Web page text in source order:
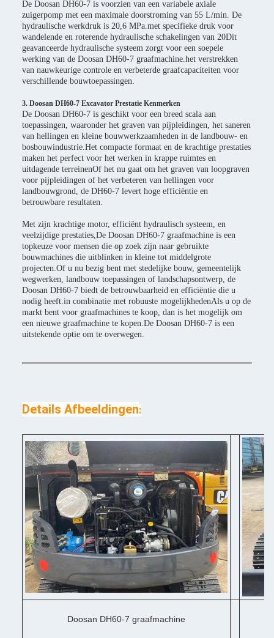
De Doosan DH60-7 is voorzien van een variabele axiale
zuigerpomp met een maximale doorstroming van 55 L/min. De
hydraulische werkdruk is 20,6 MPa.met specifieke druk voor
wandelende en roterende hydraulische schakelingen van 20Dit
geavanceerde hydraulische systeem zorgt voor een soepele
werking van de Doosan DH60-7 graafmachine.het verstrekken
van nauwkeurige controle en verbeterde graafcapaciteiten voor
verschillende bouwtoepassingen.
3. Doosan DH60-7 Excavator Prestatie Kenmerken
De Doosan DH60-7 is geschikt voor een breed scala aan
toepassingen, waaronder het graven van pijpleidingen, het saneren
van hellingen en kleine bouwwerkzaamheden in de landbouw- en
bosbouwindustrie.Het compacte formaat en de krachtige prestaties
maken het perfect voor het werken in krappe ruimtes en
uitdagende terreinenOf het nu gaat om het graven van loopgraven
voor pijpleidingen of het verbeteren van hellingen voor
landbouwgrond, de DH60-7 levert hoge efficiëntie en
betrouwbare resultaten.
Met zijn krachtige motor, efficiënt hydraulisch systeem, en
veelzijdige prestaties,De Doosan DH60-7 graafmachine is een
topkeuze voor mensen die op zoek zijn naar gebruikte
bouwmachines die uitblinken in kleine tot middelgrote
projecten.Of u nu bezig bent met stedelijke bouw, gemeentelijk
wegwerken, landbouw toepassingen of landschapsontwerp, de
Doosan DH60-7 biedt de betrouwbaarheid en efficiëntie die u
nodig heeft.in combinatie met robuuste mogelijkhedenAls u op de
markt bent voor graafmachines te koop, dan is het mogelijk om
een nieuwe graafmachine te kopen.De Doosan DH60-7 is een
uitstekende optie om te overwegen.
Details Afbeeldingen:
Doosan DH60-7 graafmachine